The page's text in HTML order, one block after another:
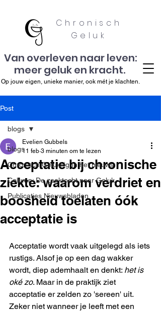
Op jouw eigen, unieke manier, ook mét je klachten.
Chronisch
Geluk
Van overleven naar leven:
meer geluk en kracht.
Post
blogs
Chronisch Gelukkig In het nieuws
Column: De zoektocht naar Geluk
Publicaties Nieuwsbladen
blogs
Acceptatie bij chronische
ziekte: waarom verdriet en
boosheid toelaten óók
acceptatie is
Evelien Gubbels
11 feb 3 minuten om te lezen
Acceptatie wordt vaak uitgelegd als iets
rustigs. Alsof je op een dag wakker
wordt, diep ademhaalt en denkt: het is
oké zo. Maar in de praktijk ziet
acceptatie er zelden zo 'sereen' uit.
Zeker niet wanneer je leeft met een